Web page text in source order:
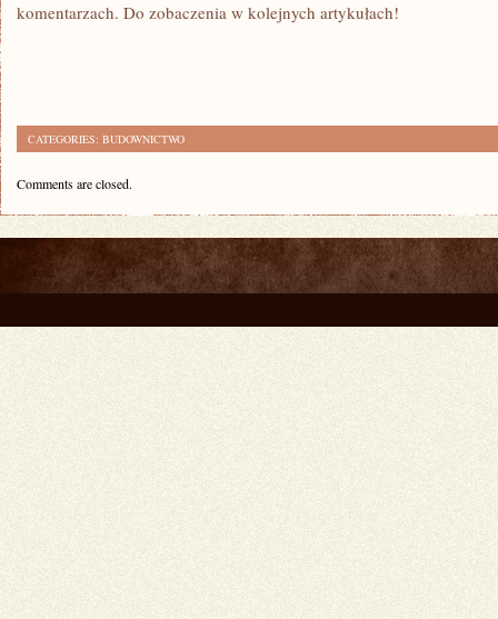
komentarzach. Do zobaczenia w kolejnych ⁢artykułach!
CATEGORIES: BUDOWNICTWO
Comments are closed.